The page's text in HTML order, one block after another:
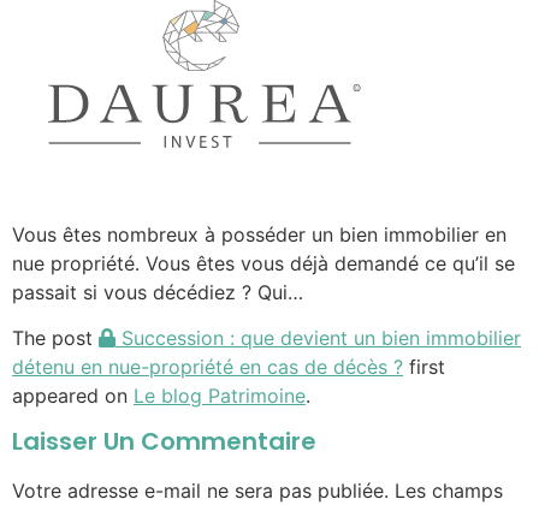
Vous êtes nombreux à posséder un bien immobilier en
nue propriété. Vous êtes vous déjà demandé ce qu’il se
passait si vous décédiez ? Qui…
The post
Succession : que devient un bien immobilier
détenu en nue-propriété en cas de décès ? first
appeared on Le blog Patrimoine.
Laisser Un Commentaire
Votre adresse e-mail ne sera pas publiée. Les champs